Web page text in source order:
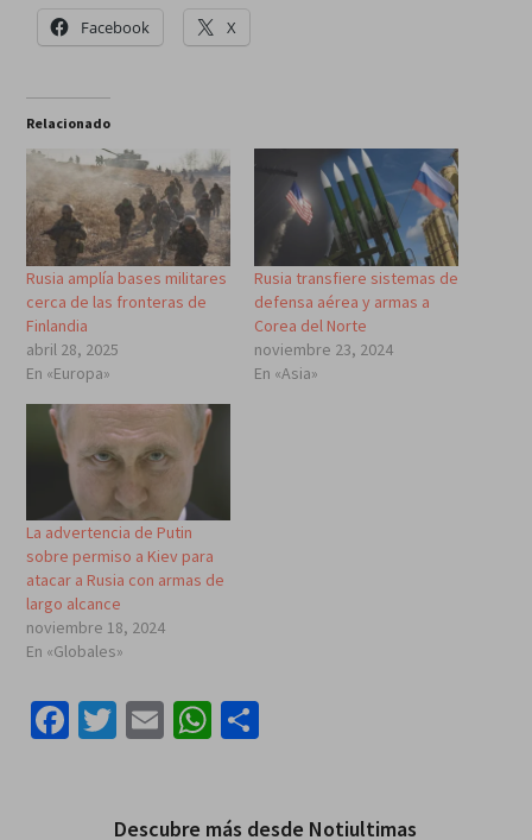
Facebook X
Relacionado
Rusia amplía bases militares
cerca de las fronteras de
Finlandia
abril 28, 2025
En «Europa»
Rusia transfiere sistemas de
defensa aérea y armas a
Corea del Norte
noviembre 23, 2024
En «Asia»
La advertencia de Putin
sobre permiso a Kiev para
atacar a Rusia con armas de
largo alcance
noviembre 18, 2024
En «Globales»
Facebook
Twitter
EmailWhatsApp
Compartir
Descubre más desde Notiultimas